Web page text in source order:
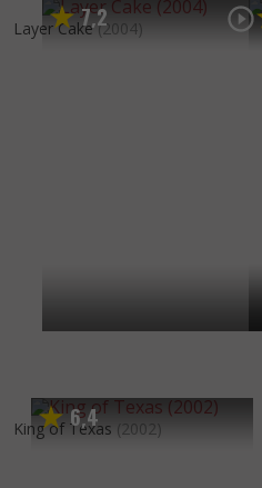
7,2
Layer Cake (2004)
6,4
King of Texas (2002)